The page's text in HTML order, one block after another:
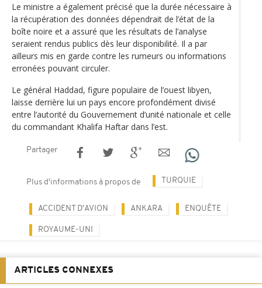
Le ministre a également précisé que la durée nécessaire à
la récupération des données dépendrait de l’état de la
boîte noire et a assuré que les résultats de l’analyse
seraient rendus publics dès leur disponibilité. Il a par
ailleurs mis en garde contre les rumeurs ou informations
erronées pouvant circuler.
Le général Haddad, figure populaire de l’ouest libyen,
laisse derrière lui un pays encore profondément divisé
entre l’autorité du Gouvernement d’unité nationale et celle
du commandant Khalifa Haftar dans l’est.
Partager
Plus d'informations à propos de TURQUIE
ACCIDENT D'AVION ANKARA ENQUÊTE
ROYAUME-UNI
ARTICLES CONNEXES